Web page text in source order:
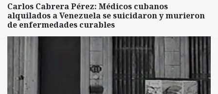
Carlos Cabrera Pérez: Médicos cubanos
alquilados a Venezuela se suicidaron y murieron
de enfermedades curables